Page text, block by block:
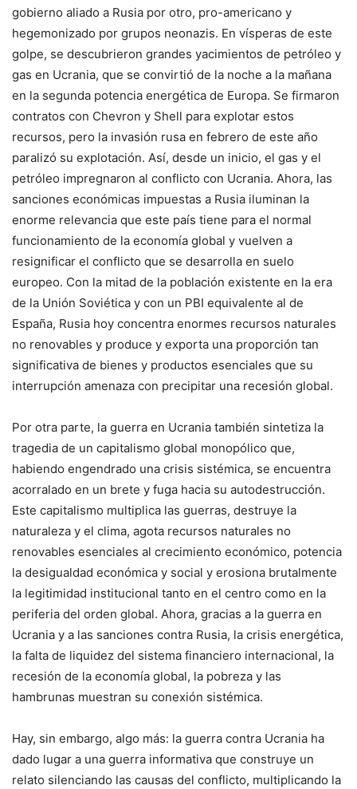
gobierno aliado a Rusia por otro, pro-americano y
hegemonizado por grupos neonazis. En vísperas de este
golpe, se descubrieron grandes yacimientos de petróleo y
gas en Ucrania, que se convirtió de la noche a la mañana
en la segunda potencia energética de Europa. Se firmaron
contratos con Chevron y Shell para explotar estos
recursos, pero la invasión rusa en febrero de este año
paralizó su explotación. Así, desde un inicio, el gas y el
petróleo impregnaron al conflicto con Ucrania. Ahora, las
sanciones económicas impuestas a Rusia iluminan la
enorme relevancia que este país tiene para el normal
funcionamiento de la economía global y vuelven a
resignificar el conflicto que se desarrolla en suelo
europeo. Con la mitad de la población existente en la era
de la Unión Soviética y con un PBI equivalente al de
España, Rusia hoy concentra enormes recursos naturales
no renovables y produce y exporta una proporción tan
significativa de bienes y productos esenciales que su
interrupción amenaza con precipitar una recesión global.
Por otra parte, la guerra en Ucrania también sintetiza la
tragedia de un capitalismo global monopólico que,
habiendo engendrado una crisis sistémica, se encuentra
acorralado en un brete y fuga hacia su autodestrucción.
Este capitalismo multiplica las guerras, destruye la
naturaleza y el clima, agota recursos naturales no
renovables esenciales al crecimiento económico, potencia
la desigualdad económica y social y erosiona brutalmente
la legitimidad institucional tanto en el centro como en la
periferia del orden global. Ahora, gracias a la guerra en
Ucrania y a las sanciones contra Rusia, la crisis energética,
la falta de liquidez del sistema financiero internacional, la
recesión de la economía global, la pobreza y las
hambrunas muestran su conexión sistémica.
Hay, sin embargo, algo más: la guerra contra Ucrania ha
dado lugar a una guerra informativa que construye un
relato silenciando las causas del conflicto, multiplicando la